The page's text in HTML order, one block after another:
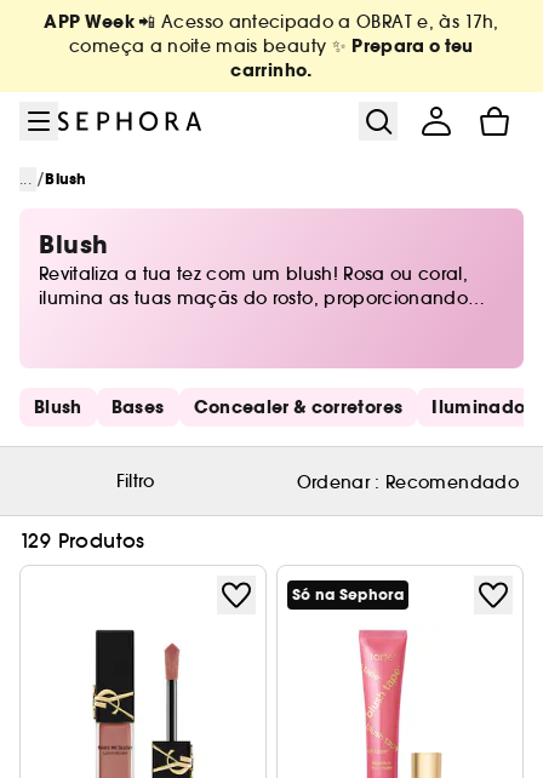
Ir para o menu
Ir para o conteúdo principal
Ir para o rodapé
APP Week📲 Acesso antecipado a OBRAT e, às 17h,
começa a noite mais beauty ✨ Prepara o teu
carrinho.
... /Blush
Blush
Revitaliza a tua tez com um blush! Rosa ou coral,
ilumina as tuas maçãs do rosto, proporcionando
perfeito para bochechas rosadas. Em harmonia
com o teu tom de pele e com a tua maquilhagem,
o blush oferece um efeito garantido de aparência
cuidada e saudável.
Saltar os links rápidos
Blush Bases Concealer & corretores
Filtro Ordenar : Recomendado
129 Produtos
Só na Sephora